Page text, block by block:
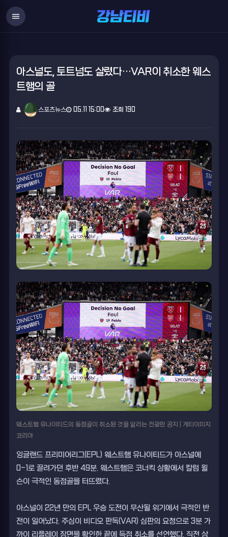
menu
아스널도, 토트넘도 살렸다…VAR이 취소한 웨스
트햄의 골
스포츠뉴스 05.11 15:00 조회 190
웨스트햄 유나이티드의 동점골이 취소된 것을 알리는 전광판 공지 | 게티이미지
코리아
잉글랜드 프리미어리그(EPL) 웨스트햄 유나이티드가 아스널에
0-1로 끌려가던 후반 49분. 웨스트햄은 코너킥 상황에서 칼럼 윌
슨이 극적인 동점골을 터뜨렸다.
아스널이 22년 만의 EPL 우승 도전이 무산될 위기에서 극적인 반
전이 일어났다. 주심이 비디오 판독(VAR) 심판의 요청으로 3분 가
까이 리플레이 장면을 확인한 끝에 득점 취소를 선언했다. 직전 상